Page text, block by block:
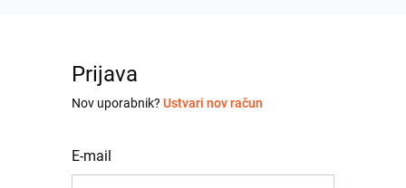
Prijava
Nov uporabnik? Ustvari nov račun
E-mail